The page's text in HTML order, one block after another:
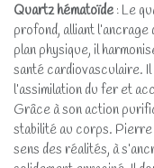
Quartz hématoïde : Le
profond, alliant
plan physique, il
santé cardiovasculaire.
l’assimilation du fer et
Grâce à son action
stabilité au corps.
sens des réalités, à